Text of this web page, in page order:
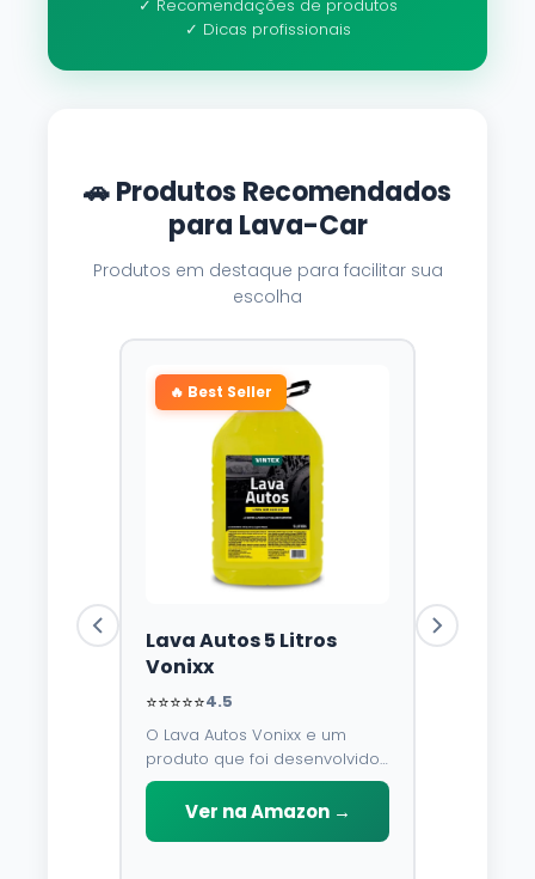
✓ Recomendações de produtos
✓ Dicas profissionais
🚗 Produtos Recomendados
para Lava-Car
Produtos em destaque para facilitar sua
escolha
🔥 Best Seller
Lava Autos 5 Litros
Vonixx
⭐⭐⭐⭐⭐4.5
O Lava Autos Vonixx e um
produto que foi desenvolvido
para limpar, proteger e
conservar a lataria do veiculo.
Por possuir pH neutro, pode
Ver na Amazon →